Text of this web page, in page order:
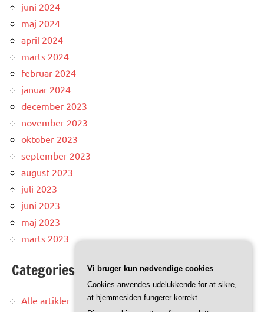
juni 2024
maj 2024
april 2024
marts 2024
februar 2024
januar 2024
december 2023
november 2023
oktober 2023
september 2023
august 2023
juli 2023
juni 2023
maj 2023
marts 2023
Categories
Alle artikler
Vi bruger kun nødvendige cookies
Cookies anvendes udelukkende for at sikre,
at hjemmesiden fungerer korrekt.